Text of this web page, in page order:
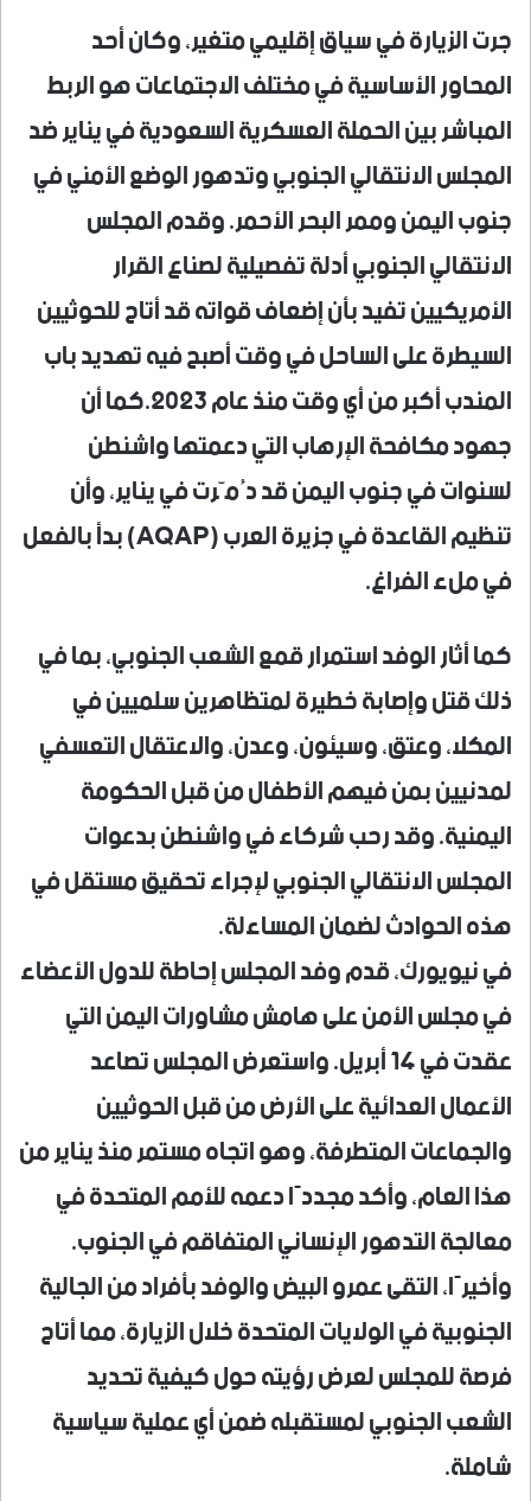
جرت الزيارة في سياق إقليمي متغير، وكان أحد
المحاور الأساسية في مختلف الاجتماعات هو الربط
المباشر بين الحملة العسكرية السعودية في يناير ضد
المجلس الانتقالي الجنوبي وتدهور الوضع الأمني في
جنوب اليمن وممر البحر الأحمر. وقدم المجلس
الانتقالي الجنوبي أدلة تفصيلية لصناع القرار
الأمريكيين تفيد بأن إضعاف قواته قد أتاح للحوثيين
السيطرة على الساحل في وقت أصبح فيه تهديد باب
المندب أكبر من أي وقت منذ عام 2023.كما أن
جهود مكافحة الإرهاب التي دعمتها واشنطن
لسنوات في جنوب اليمن قد دُمّرت في يناير، وأن
تنظيم القاعدة في جزيرة العرب (AQAP) بدأ بالفعل
في ملء الفراغ.
كما أثار الوفد استمرار قمع الشعب الجنوبي، بما في
ذلك قتل وإصابة خطيرة لمتظاهرين سلميين في
المكلا، وعتق، وسيئون، وعدن، والاعتقال التعسفي
لمدنيين بمن فيهم الأطفال من قبل الحكومة
اليمنية. وقد رحب شركاء في واشنطن بدعوات
المجلس الانتقالي الجنوبي لإجراء تحقيق مستقل في
هذه الحوادث لضمان المساءلة.
في نيويورك، قدم وفد المجلس إحاطة للدول الأعضاء
في مجلس الأمن على هامش مشاورات اليمن التي
عقدت في 14 أبريل. واستعرض المجلس تصاعد
الأعمال العدائية على الأرض من قبل الحوثيين
والجماعات المتطرفة، وهو اتجاه مستمر منذ يناير من
هذا العام، وأكد مجددًا دعمه للأمم المتحدة في
معالجة التدهور الإنساني المتفاقم في الجنوب.
وأخيرًا، التقى عمرو البيض والوفد بأفراد من الجالية
الجنوبية في الولايات المتحدة خلال الزيارة، مما أتاح
فرصة للمجلس لعرض رؤيته حول كيفية تحديد
الشعب الجنوبي لمستقبله ضمن أي عملية سياسية
شاملة.